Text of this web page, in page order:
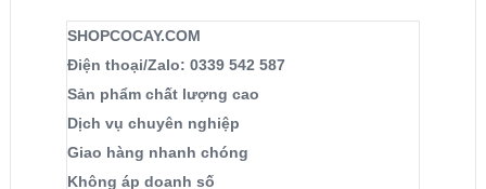
SHOPCOCAY.COM
Điện thoại/Zalo: 0339 542 587
Sản phẩm chất lượng cao
Dịch vụ chuyên nghiệp
Giao hàng nhanh chóng
Không áp doanh số